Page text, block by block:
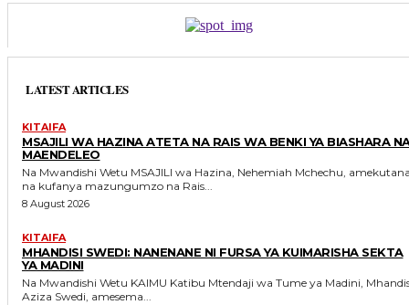
LATEST ARTICLES
KITAIFA
MSAJILI WA HAZINA ATETA NA RAIS WA BENKI YA BIASHARA
MAENDELEO
Na Mwandishi Wetu MSAJILI wa Hazina, Nehemiah Mchechu, amekutana
na kufanya mazungumzo na Rais...
8 August 2026
KITAIFA
MHANDISI SWEDI: NANENANE NI FURSA YA KUIMARISHA SEKTA
YA MADINI
Na Mwandishi Wetu KAIMU Katibu Mtendaji wa Tume ya Madini, Mhandisi
Aziza Swedi, amesema...